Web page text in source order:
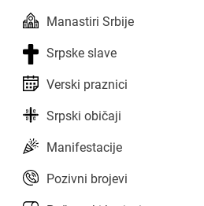
Manastiri Srbije
Srpske slave
Verski praznici
Srpski običaji
Manifestacije
Pozivni brojevi